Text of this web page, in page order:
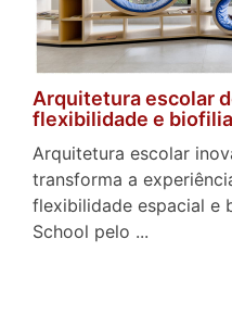
Arquitetura escolar
flexibilidade e biofilia
Arquitetura escolar
transforma a
flexibilidade espacial e
School pelo ...